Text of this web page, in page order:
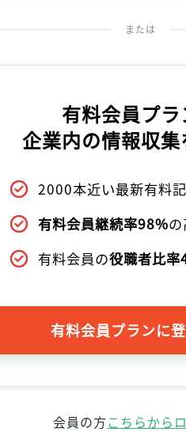
または
有料会員プラ
企業内の情報収
2000本近い最新有料
有料会員継続率98%
有料会員の役職者比率
有料会員プランに
会員の方こちらから
記